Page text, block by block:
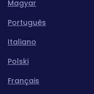
Magyar
Português
Italiano
Polski
Français